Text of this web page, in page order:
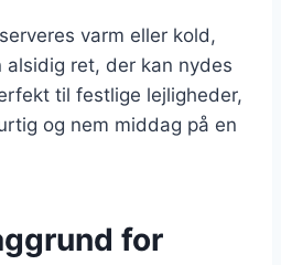
varm eller kold,
alsidig ret, der kan nydes
til festlige lejligheder,
og nem middag på en
for